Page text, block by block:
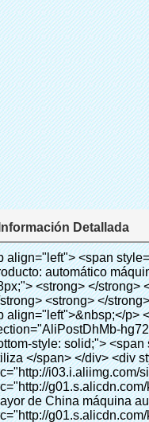
Información Detallada
máquina de la cubierta </span> </strong> </span> </p> <p align="left"> <span style="line-height: 27px; font-size: 18px;"> <strong> </strong> <strong> </strong> <strong> </strong> <strong> </strong> <strong> </strong> <strong> </strong> <strong> </strong> <strong> </strong> <strong> <span style="line-height: 27px; font-family: Arial;"> Modelo no.: XT-46C </span> </strong> </span> </p> <p align="left">&nbsp;</p> <div id="ali-anchor-AliPostDhMb-hg729" style="padding-top: 8px; background-color: #f5f5f5;" data-section="AliPostDhMb-hg729" data-section-title="Product Uses"> <div id="ali-title-AliPostDhMb-hg729" style="padding: 8px 0px; border-bottom-style: solid;"> <span style="background-color: #ddd; color: #333; font-weight: bold; padding: 8px 10px; line-height: 12px;"> Producto utiliza </span> </div> <div style="padding: 10px 0px;"> <p>&nbsp;<img src="http://i03.i.aliimg.com/simg/single/icon/placeholder_100x100.png" data-src="http://g01.s.alicdn.com/kf/HTB1v.cvIXXXXXaaXpXXq6xXFXXXJ/200852200/HTB1v.cvIXXXXXaaXpXXq6xXFXXXJ.jpg" data-alt="Por mayor de China máquina automática zapato dispensador de la cubierta" width="700" ori-width="800" ori-height="970" /> <noscript><img src="http://g01.s.alicdn.com/kf/HTB1v.cvIXXXXXaaXpXXq6xXFXXXJ/200852200/HTB1v.cvIXXXXXaaXpXXq6xXFXXXJ.jpg" alt="Por mayor de China máquina automática zapato dispensador de la cubierta" width="700" ori-width="800" ori-height="970"></noscript> <img src="http://i03.i.aliimg.com/simg/single/icon/placeholder_100x100.png" data-src="http://g03.s.alicdn.com/kf/HTB1AmpcHVXXXXXqXXXXq6xXFXXX3/200852200/HTB1AmpcHVXXXXXqXXXXq6xXFXXX3.jpg" data-alt="Por mayor de China máquina automática zapato